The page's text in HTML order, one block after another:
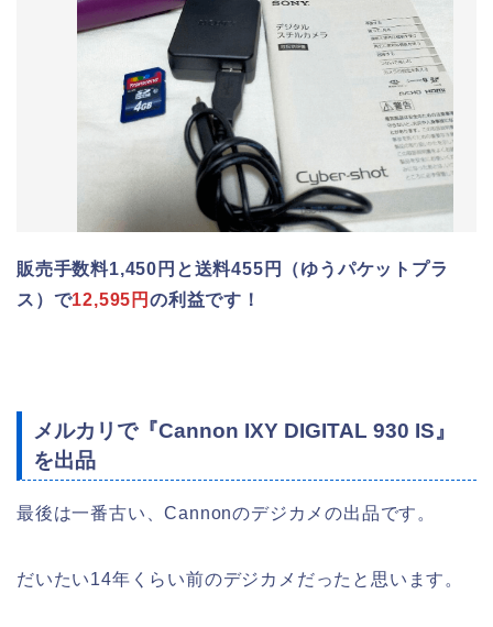
販売手数料1,450円と送料455円（ゆうパケットプラ
ス）で12,595円の利益です！
メルカリで『Cannon IXY DIGITAL 930 IS』
を出品
最後は一番古い、Cannonのデジカメの出品です。
だいたい14年くらい前のデジカメだったと思います。